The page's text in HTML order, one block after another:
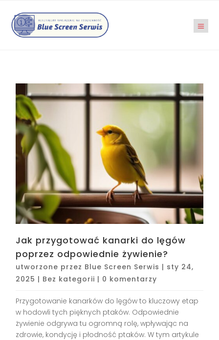
Jak przygotować kanarki do lęgów
poprzez odpowiednie żywienie?
utworzone przez Blue Screen Serwis | sty 24,
2025 | Bez kategorii | 0 komentarzy
Przygotowanie kanarków do lęgów to kluczowy etap
w hodowli tych pięknych ptaków. Odpowiednie
żywienie odgrywa tu ogromną rolę, wpływając na
zdrowie, kondycję i płodność ptaków. W tym artykule